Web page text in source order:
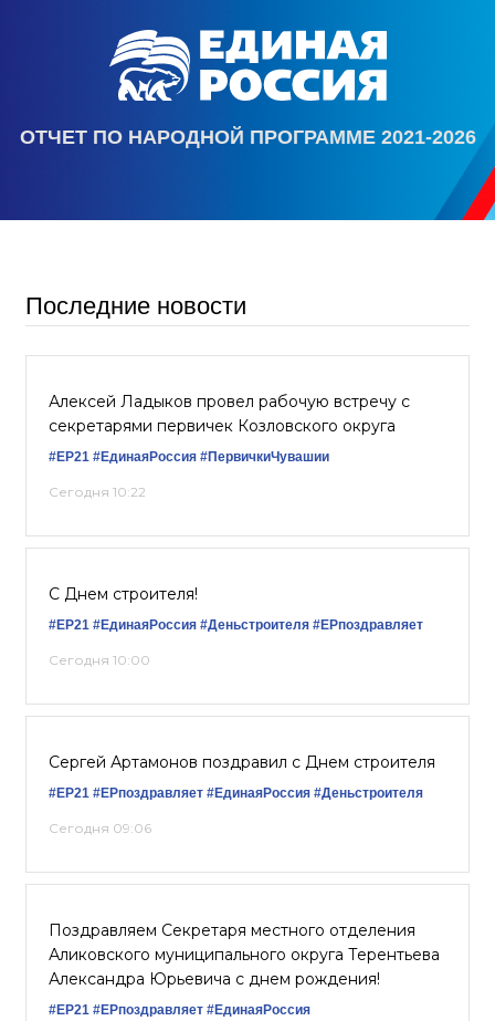
ОТЧЕТ ПО НАРОДНОЙ ПРОГРАММЕ 2021-2026
Последние новости
Алексей Ладыков провел рабочую встречу с
секретарями первичек Козловского округа
#ЕР21 #ЕдинаяРоссия #ПервичкиЧувашии
Сегодня 10:22
С Днем строителя!
#ЕР21 #ЕдинаяРоссия #Деньстроителя #ЕРпоздравляет
Сегодня 10:00
Сергей Артамонов поздравил с Днем строителя
#ЕР21 #ЕРпоздравляет #ЕдинаяРоссия #Деньстроителя
Сегодня 09:06
Поздравляем Секретаря местного отделения
Аликовского муниципального округа Терентьева
Александра Юрьевича с днем рождения!
#ЕР21 #ЕРпоздравляет #ЕдинаяРоссия